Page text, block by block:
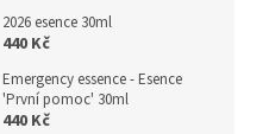
2026 esence 30ml
440 Kč
Emergency essence - Esence
'První pomoc' 30ml
440 Kč